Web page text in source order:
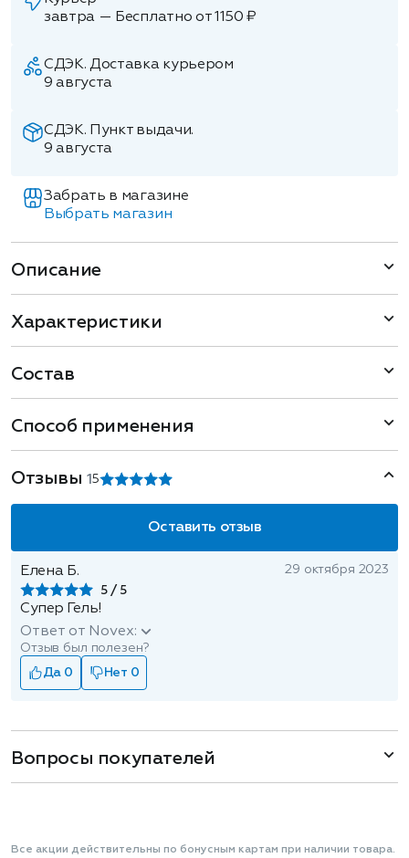
завтра — Бесплатно от 1150 ₽
СДЭК. Доставка курьером
9 августа
СДЭК. Пункт выдачи.
9 августа
Забрать в магазине
Выбрать магазин
Описание
Характеристики
Состав
Способ применения
Отзывы1 5
Оставить отзыв
Елена Б.
5
29 октября 2023
Супер Гель!
Ответ от Novex:
Отзыв был полезен?
Да 0
Нет 0
Вопросы покупателей
Все акции действительны по бонусным картам при наличии товара.